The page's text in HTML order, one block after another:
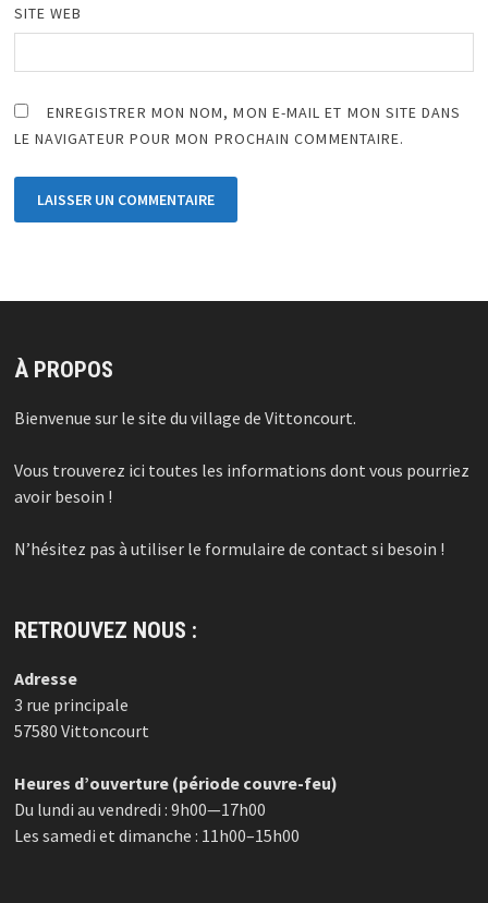
SITE WEB
ENREGISTRER MON NOM, MON E-MAIL ET MON SITE DANS
LE NAVIGATEUR POUR MON PROCHAIN COMMENTAIRE.
À PROPOS
Bienvenue sur le site du village de Vittoncourt.
Vous trouverez ici toutes les informations dont vous pourriez
avoir besoin !
N’hésitez pas à utiliser le formulaire de contact si besoin !
RETROUVEZ NOUS :
Adresse
3 rue principale
57580 Vittoncourt
Heures d’ouverture (période couvre-feu)
Du lundi au vendredi : 9h00—17h00
Les samedi et dimanche : 11h00–15h00